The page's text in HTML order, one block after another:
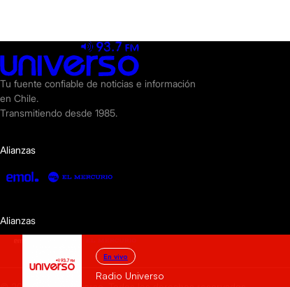
En vivo
Radio Universo
Tu fuente confiable de noticias e información
en Chile.
Transmitiendo desde 1985.
Alianzas
Alianzas